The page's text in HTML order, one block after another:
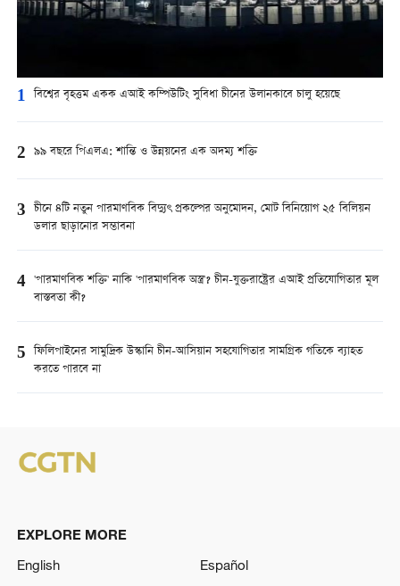
1 বিশ্বের বৃহত্তম একক এআই কম্পিউটিং সুবিধা চীনের উলানকাবে চালু হয়েছে
2 ৯৯ বছরে পিএলএ: শান্তি ও উন্নয়নের এক অদম্য শক্তি
3 চীনে ৪টি নতুন পারমাণবিক বিদ্যুৎ প্রকল্পের অনুমোদন, মোট বিনিয়োগ ২৫ বিলিয়ন
ডলার ছাড়ানোর সম্ভাবনা
4 'পারমাণবিক শক্তি' নাকি 'পারমাণবিক অস্ত্র'? চীন-যুক্তরাষ্ট্রের এআই প্রতিযোগিতার মূল
বাস্তবতা কী?
5 ফিলিপাইনের সামুদ্রিক উস্কানি চীন-আসিয়ান সহযোগিতার সামগ্রিক গতিকে ব্যাহত
করতে পারবে না
EXPLORE MORE
English
Español